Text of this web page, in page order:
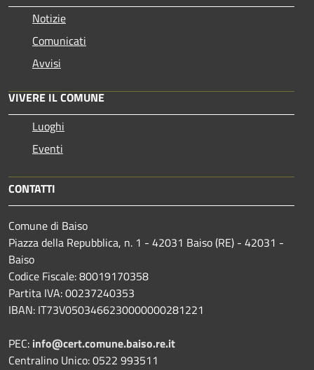
Notizie
Comunicati
Avvisi
VIVERE IL COMUNE
Luoghi
Eventi
CONTATTI
Comune di Baiso
Piazza della Repubblica, n. 1 - 42031 Baiso (RE) - 42031 -
Baiso
Codice Fiscale: 80019170358
Partita IVA: 00237240353
IBAN: IT73V0503466230000000281221
PEC: info@cert.comune.baiso.re.it
Centralino Unico: 0522 993511